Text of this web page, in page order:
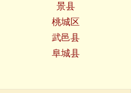
景县
桃城区
武邑县
阜城县